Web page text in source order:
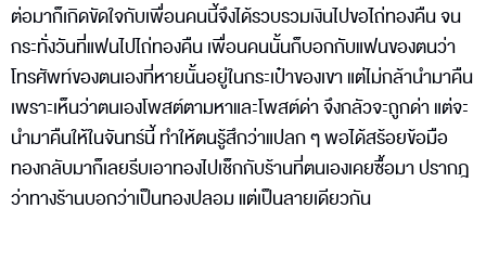
ต่อมาก็เกิดขัดใจกับเพื่อนคนนี้จึงได้รวบรวมเงินไปขอไถ่ทองคืน จน
กระทั่งวันที่แฟนไปไถ่ทองคืน เพื่อนคนนั้นก็บอกกับแฟนของตนว่า
โทรศัพท์ของตนเองที่หายนั้นอยู่ในกระเป๋าของเขา แต่ไม่กล้านำมาคืน
เพราะเห็นว่าตนเองโพสต์ตามหาและโพสต์ด่า จึงกลัวจะถูกด่า แต่จะ
นำมาคืนให้ในจันทร์นี้ ทำให้ตนรู้สึกว่าแปลก ๆ พอได้สร้อยข้อมือ
ทองกลับมาก็เลยรีบเอาทองไปเช็กกับร้านที่ตนเองเคยซื้อมา ปรากฎ
ว่าทางร้านบอกว่าเป็นทองปลอม แต่เป็นลายเดียวกัน